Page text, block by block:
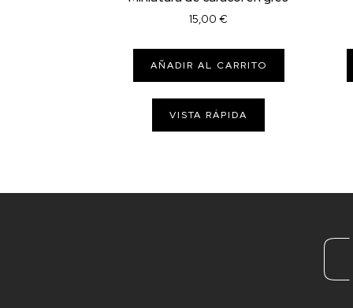
15,00€
AÑADIR AL CARRITO
VISTA RÁPIDA